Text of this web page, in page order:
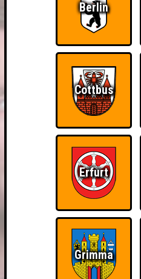
Berlin
Cottbus
Erfurt
Grimma